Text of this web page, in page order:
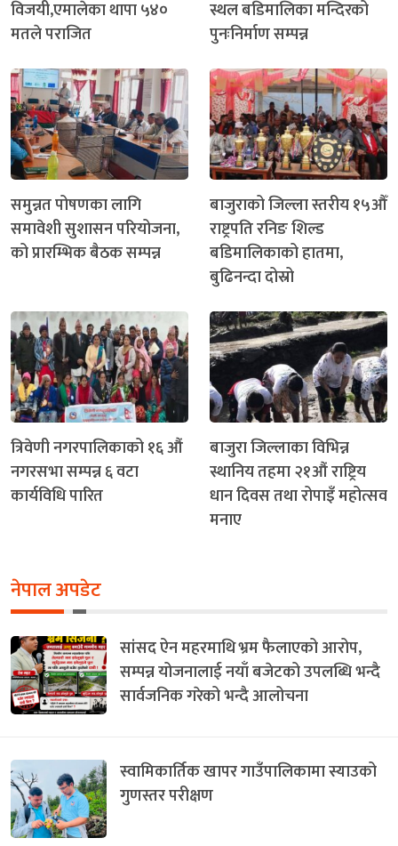
विजयी,एमालेका थापा ५४०
मतले पराजित
स्थल बडिमालिका मन्दिरको
पुनःनिर्माण सम्पन्न
समुन्नत पोषणका लागि
समावेशी सुशासन परियोजना,
को प्रारम्भिक बैठक सम्पन्न
बाजुराको जिल्ला स्तरीय १५औँ
राष्ट्रपति रनिङ शिल्ड
बडिमालिकाको हातमा,
बुढिनन्दा दोस्रो
त्रिवेणी नगरपालिकाको १६ औं
नगरसभा सम्पन्न ६ वटा
कार्यविधि पारित
बाजुरा जिल्लाका विभिन्न
स्थानिय तहमा २१औं राष्ट्रिय
धान दिवस तथा रोपाइँ महोत्सव
मनाए
नेपाल अपडेट
सांसद ऐन महरमाथि भ्रम फैलाएको आरोप,
सम्पन्न योजनालाई नयाँ बजेटको उपलब्धि भन्दै
सार्वजनिक गरेको भन्दै आलोचना
स्वामिकार्तिक खापर गाउँपालिकामा स्याउको
गुणस्तर परीक्षण